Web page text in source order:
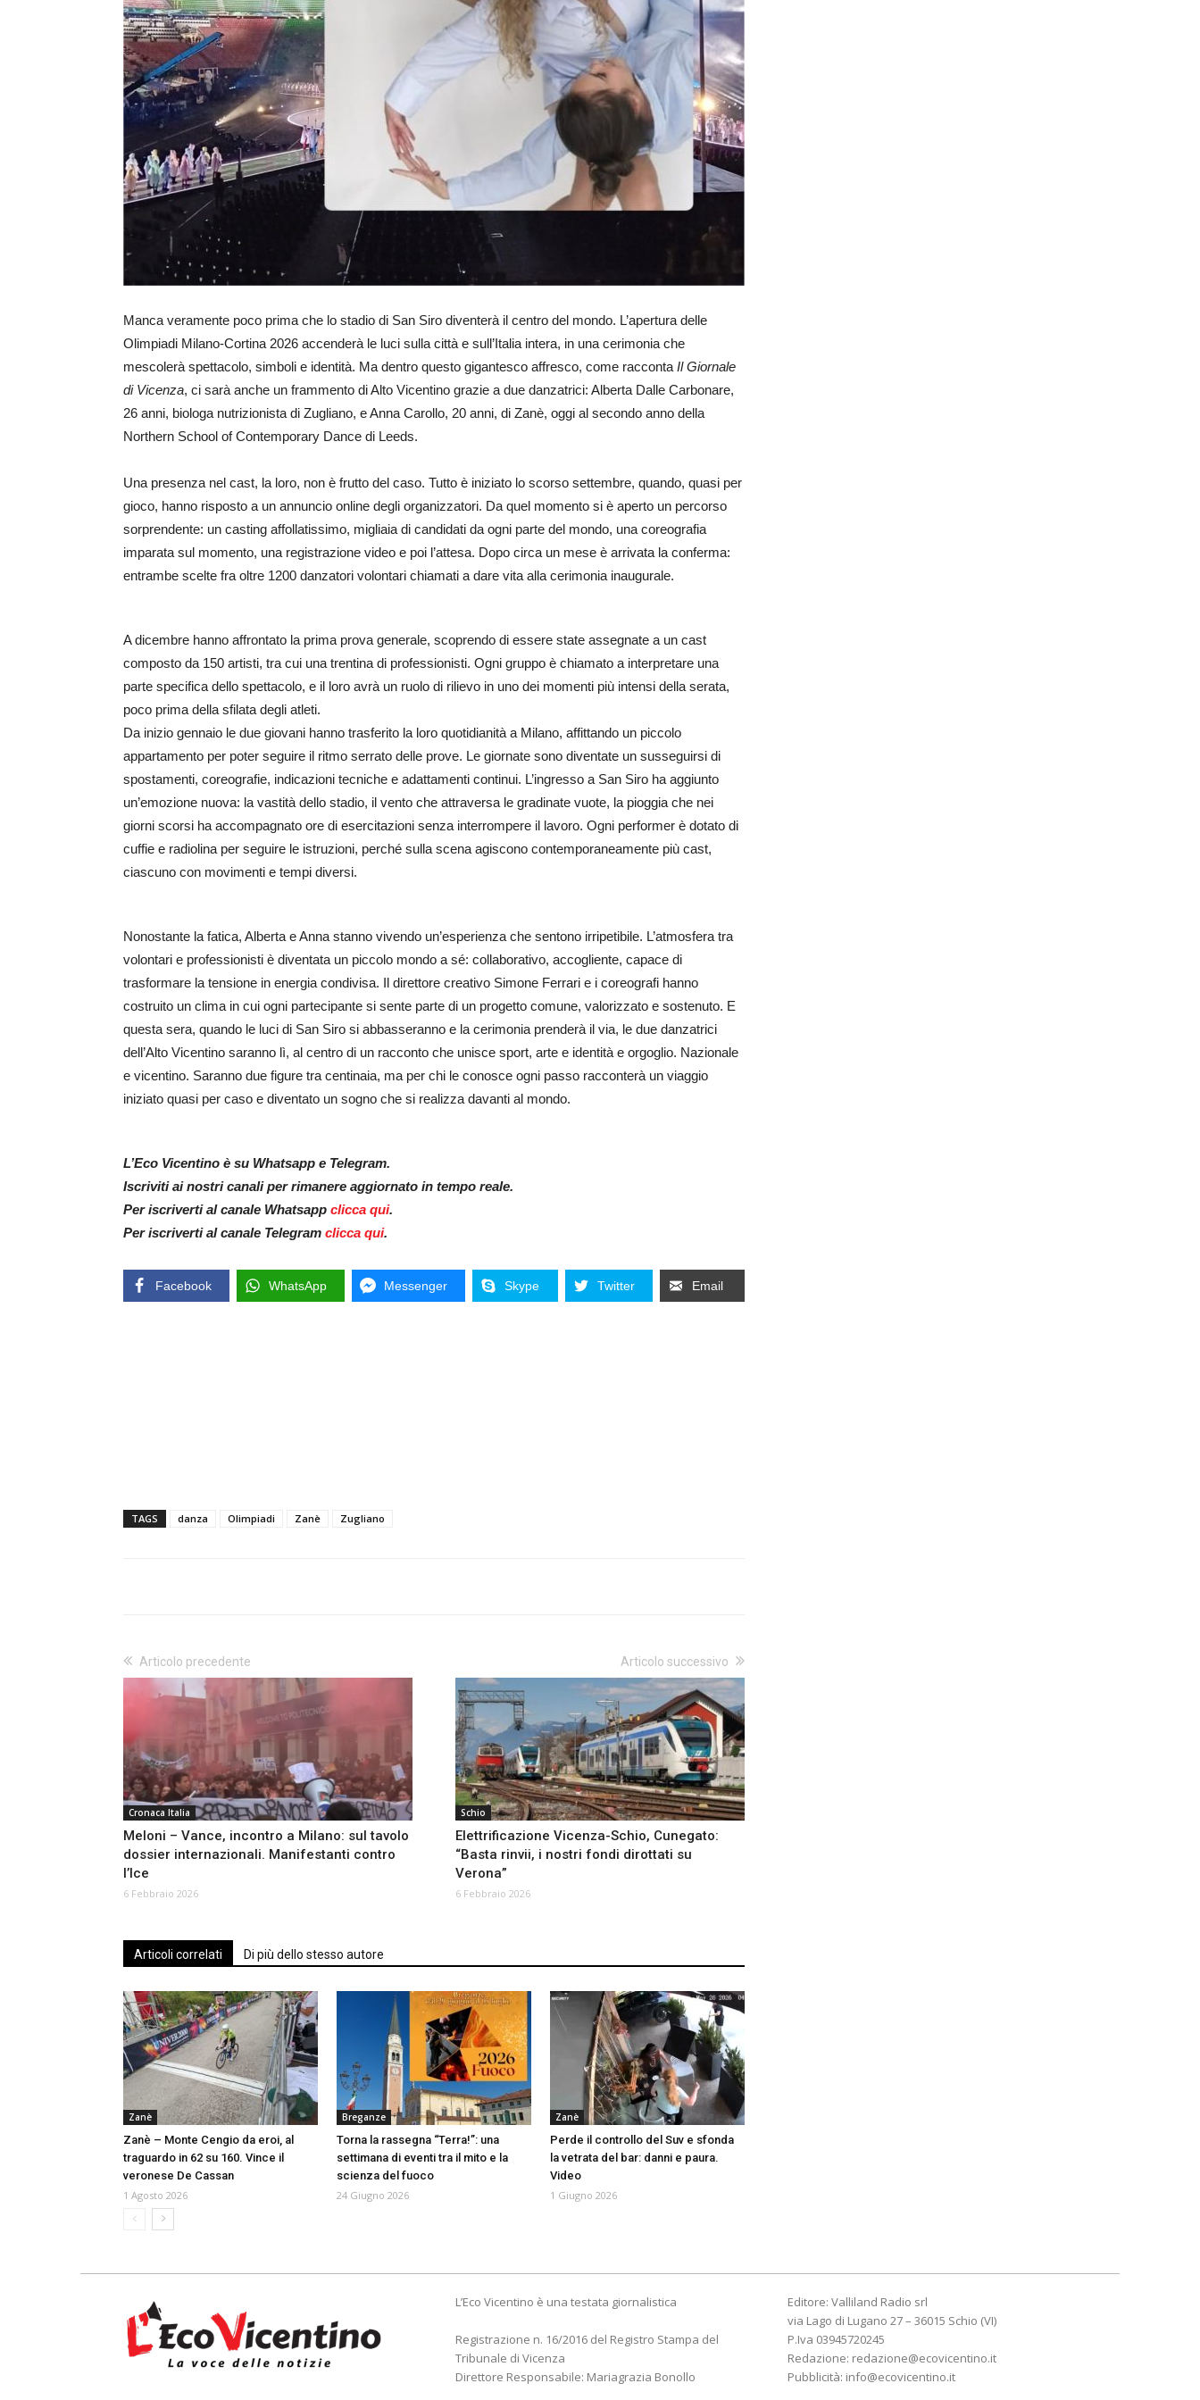
Manca veramente poco prima che lo stadio di San Siro diventerà il centro del mondo. L’apertura delle
Olimpiadi Milano‑Cortina 2026 accenderà le luci sulla città e sull’Italia intera, in una cerimonia che
mescolerà spettacolo, simboli e identità. Ma dentro questo gigantesco affresco, come racconta Il Giornale
di Vicenza, ci sarà anche un frammento di Alto Vicentino grazie a due danzatrici: Alberta Dalle Carbonare,
26 anni, biologa nutrizionista di Zugliano, e Anna Carollo, 20 anni, di Zanè, oggi al secondo anno della
Northern School of Contemporary Dance di Leeds.
Una presenza nel cast, la loro, non è frutto del caso. Tutto è iniziato lo scorso settembre, quando, quasi per
gioco, hanno risposto a un annuncio online degli organizzatori. Da quel momento si è aperto un percorso
sorprendente: un casting affollatissimo, migliaia di candidati da ogni parte del mondo, una coreografia
imparata sul momento, una registrazione video e poi l’attesa. Dopo circa un mese è arrivata la conferma:
entrambe scelte fra oltre 1200 danzatori volontari chiamati a dare vita alla cerimonia inaugurale.
A dicembre hanno affrontato la prima prova generale, scoprendo di essere state assegnate a un cast
composto da 150 artisti, tra cui una trentina di professionisti. Ogni gruppo è chiamato a interpretare una
parte specifica dello spettacolo, e il loro avrà un ruolo di rilievo in uno dei momenti più intensi della serata,
poco prima della sfilata degli atleti.
Da inizio gennaio le due giovani hanno trasferito la loro quotidianità a Milano, affittando un piccolo
appartamento per poter seguire il ritmo serrato delle prove. Le giornate sono diventate un susseguirsi di
spostamenti, coreografie, indicazioni tecniche e adattamenti continui. L’ingresso a San Siro ha aggiunto
un’emozione nuova: la vastità dello stadio, il vento che attraversa le gradinate vuote, la pioggia che nei
giorni scorsi ha accompagnato ore di esercitazioni senza interrompere il lavoro. Ogni performer è dotato di
cuffie e radiolina per seguire le istruzioni, perché sulla scena agiscono contemporaneamente più cast,
ciascuno con movimenti e tempi diversi.
Nonostante la fatica, Alberta e Anna stanno vivendo un’esperienza che sentono irripetibile. L’atmosfera tra
volontari e professionisti è diventata un piccolo mondo a sé: collaborativo, accogliente, capace di
trasformare la tensione in energia condivisa. Il direttore creativo Simone Ferrari e i coreografi hanno
costruito un clima in cui ogni partecipante si sente parte di un progetto comune, valorizzato e sostenuto. E
questa sera, quando le luci di San Siro si abbasseranno e la cerimonia prenderà il via, le due danzatrici
dell’Alto Vicentino saranno lì, al centro di un racconto che unisce sport, arte e identità e orgoglio. Nazionale
e vicentino. Saranno due figure tra centinaia, ma per chi le conosce ogni passo racconterà un viaggio
iniziato quasi per caso e diventato un sogno che si realizza davanti al mondo.
L’Eco Vicentino è su Whatsapp e Telegram.
Iscriviti ai nostri canali per rimanere aggiornato in tempo reale.
Per iscriverti al canale Whatsapp clicca qui.
Per iscriverti al canale Telegram clicca qui.
Facebook WhatsApp Messenger Skype Twitter Email
TAGS danza Olimpiadi Zanè Zugliano
Articolo precedente
Cronaca Italia
Meloni – Vance, incontro a Milano: sul tavolo
dossier internazionali. Manifestanti contro
l’Ice
6 Febbraio 2026
Articolo successivo
Schio
Elettrificazione Vicenza-Schio, Cunegato:
“Basta rinvii, i nostri fondi dirottati su
Verona”
6 Febbraio 2026
Articoli correlati Di più dello stesso autore
Zanè
Zanè – Monte Cengio da eroi, al
traguardo in 62 su 160. Vince il
veronese De Cassan
1 Agosto 2026
Breganze
Torna la rassegna “Terra!”: una
settimana di eventi tra il mito e la
scienza del fuoco
24 Giugno 2026
Zanè
Perde il controllo del Suv e sfonda
la vetrata del bar: danni e paura.
Video
1 Giugno 2026
L’Eco Vicentino è una testata giornalistica
Registrazione n. 16/2016 del Registro Stampa del
Tribunale di Vicenza
Direttore Responsabile: Mariagrazia Bonollo
Editore: Valliland Radio srl
via Lago di Lugano 27 – 36015 Schio (VI)
P.Iva 03945720245
Redazione: redazione@ecovicentino.it
Pubblicità: info@ecovicentino.it